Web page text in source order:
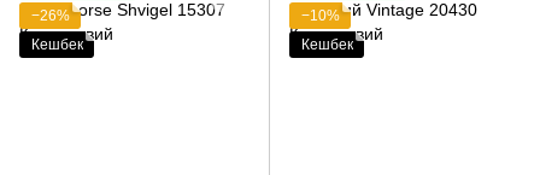
−26%
Кешбек
−10%
Кешбек